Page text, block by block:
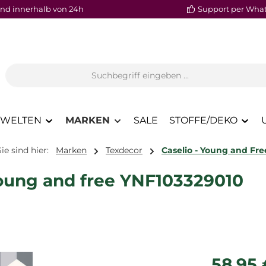
innerhalb von 24h Support per
MARKEN SALE STOFFE/DEKO
sind hier: Marken Texdecor Caselio - Young and
and free YNF103329010
Regulärer